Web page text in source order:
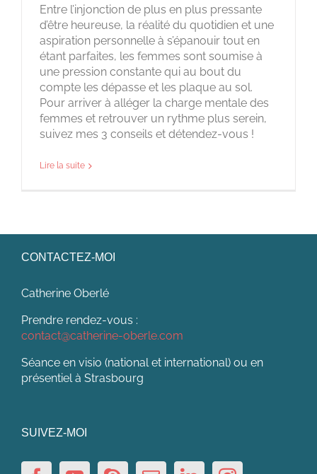
Entre l’injonction de plus en plus pressante
d’être heureuse, la réalité du quotidien et une
aspiration personnelle à s’épanouir tout en
étant parfaites, les femmes sont soumise à
une pression constante qui au bout du
compte les dépasse et les plaque au sol.
Pour arriver à alléger la charge mentale des
femmes et retrouver un rythme plus serein,
suivez mes 3 conseils et détendez-vous !
Lire la suite
CONTACTEZ-MOI
Catherine Oberlé
Prendre rendez-vous :
contact@catherine-oberle.com
Séance en visio (national et international) ou en
présentiel à Strasbourg
SUIVEZ-MOI